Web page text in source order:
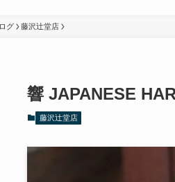
グ 藤沢辻堂店
響 JAPANESE
藤沢辻堂店